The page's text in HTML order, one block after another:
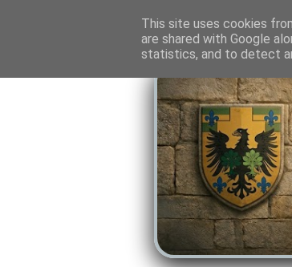
O PORTAL SOMBRAS DO
This site uses cookies
are shared with Google
statistics, and to detect